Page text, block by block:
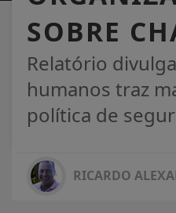
SOBRE
Relatório
humanos traz
política de
RICARDO